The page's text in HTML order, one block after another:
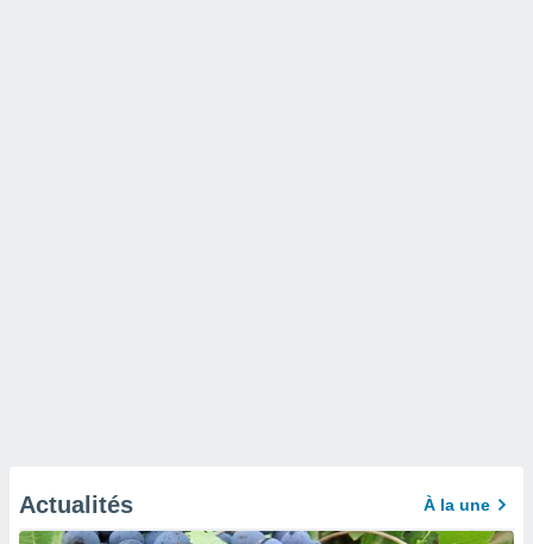
Actualités À la une